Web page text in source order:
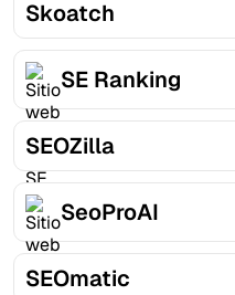
Skoatch
SE Ranking
SEOZilla
SeoProAI
SEOmatic